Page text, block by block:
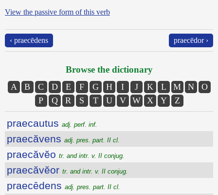
View the passive form of this verb
‹ praecēdens praecēdor ›
Browse the dictionary
A B C D E F G H I J K L M N
O
P
Q R S T U V W X Y Z
praecautus adj. perf. inf.
praecăvens adj. pres. part. II cl.
praecăvĕo tr. and intr. v. II conjug.
praecăvĕor tr. and intr. v. II conjug.
praecēdens adj. pres. part. II cl.